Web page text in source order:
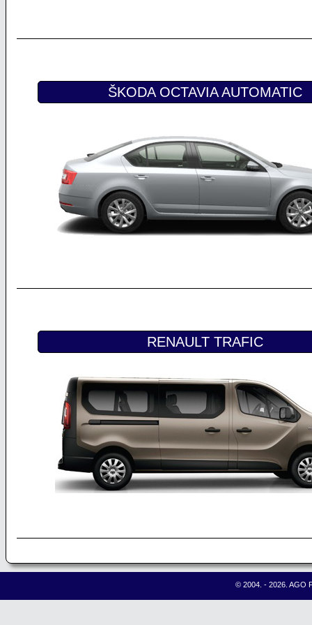
ŠKODA OCTAVIA AUTOMATIC
RENAULT TRAFIC
© 2004. - 2026. AGO